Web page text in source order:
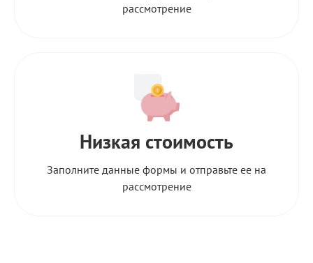
рассмотрение
Низкая стоимость
Заполните данные формы и отправьте ее на
рассмотрение